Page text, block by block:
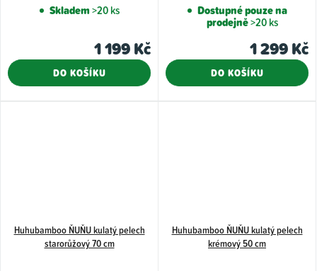
Skladem>20 ks
1 199 Kč
DO KOŠÍKU
Dostupné pouze na
prodejně>20 ks
1 299 Kč
DO KOŠÍKU
Huhubamboo ŇUŇU kulatý pelech
starorůžový 70 cm
Huhubamboo ŇUŇU kulatý pelech
krémový 50 cm